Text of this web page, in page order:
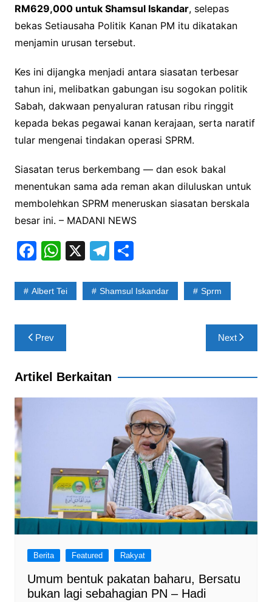
RM629,000 untuk Shamsul Iskandar, selepas
bekas Setiausaha Politik Kanan PM itu dikatakan
menjamin urusan tersebut.
Kes ini dijangka menjadi antara siasatan terbesar
tahun ini, melibatkan gabungan isu sogokan politik
Sabah, dakwaan penyaluran ratusan ribu ringgit
kepada bekas pegawai kanan kerajaan, serta naratif
tular mengenai tindakan operasi SPRM.
Siasatan terus berkembang — dan esok bakal
menentukan sama ada reman akan diluluskan untuk
membolehkan SPRM meneruskan siasatan berskala
besar ini. – MADANI NEWS
F
c
b
o
o
k
W
at
A
p
p
X T
e
S
ar
Albert Tei Shamsul Iskandar Sprm
Post
navigation
Prev Next
Artikel Berkaitan
Berita Featured Rakyat
Umum bentuk pakatan baharu, Bersatu
bukan lagi sebahagian PN – Hadi